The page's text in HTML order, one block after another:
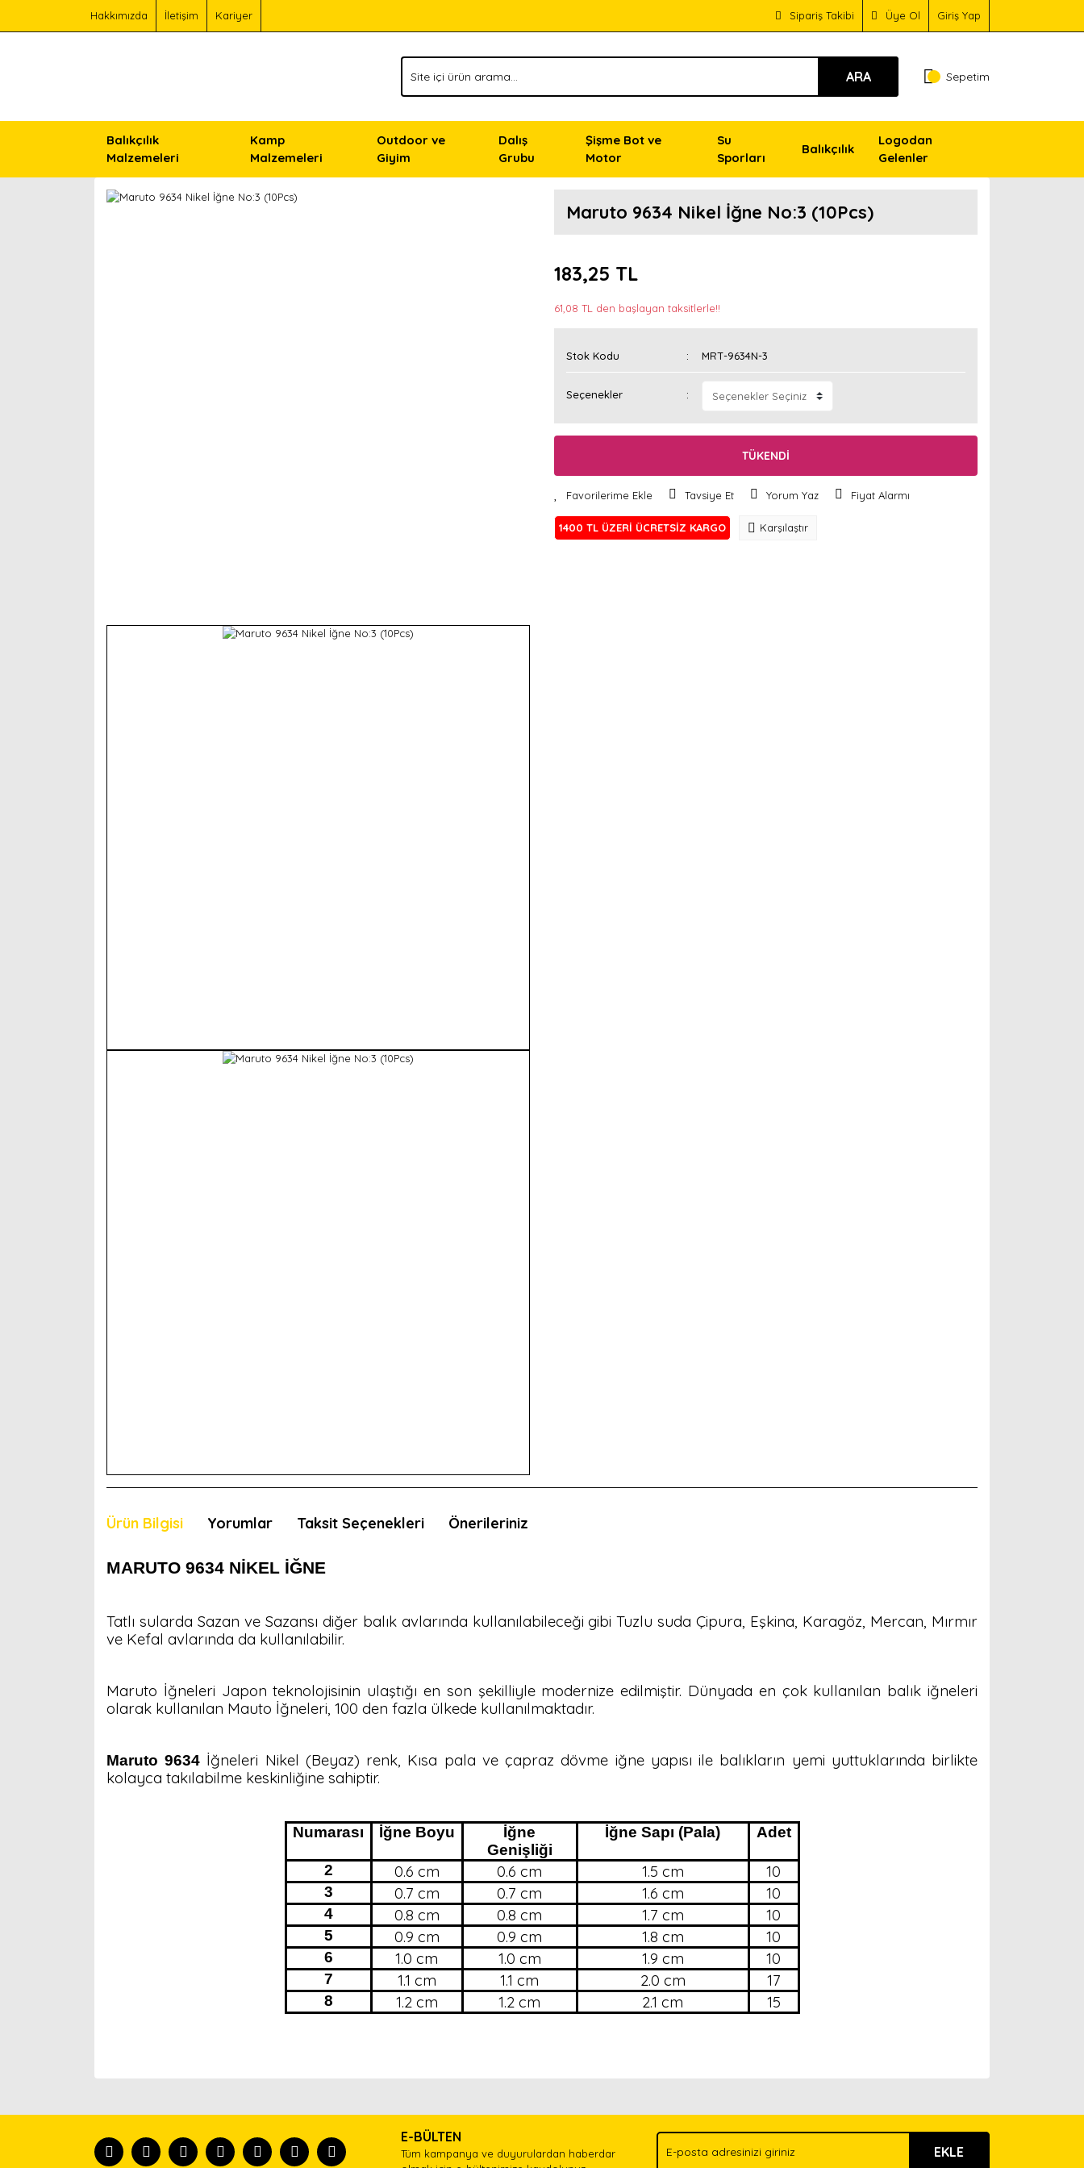
Hakkımızda İletişim Kariyer Sipariş Takibi Üye Ol Giriş Yap
ARA Sepetim
Balıkçılık
Malzemeleri
Kamp
Malzemeleri
Outdoor ve
Giyim
Dalış
Grubu
Şişme Bot ve
Motor
Su
Sporları
Balıkçılık
Logodan
Gelenler
Maruto 9634 Nikel İğne No:3 (10Pcs)
183,25 TL
61,08 TL den başlayan taksitlerle!!
Stok Kodu MRT-9634N-3
Seçenekler
TÜKENDİ
Tavsiye Et Yorum Yaz Fiyat Alarmı
1400 TL ÜZERİ ÜCRETSİZ KARGO Karşılaştır
Ürün Bilgisi Yorumlar Taksit Seçenekleri Önerileriniz
MARUTO 9634 NİKEL İĞNE
Tatlı sularda Sazan ve Sazansı diğer balık avlarında kullanılabileceği gibi Tuzlu suda Çipura, Eşkina, Karagöz, Mercan, Mırmır
ve Kefal avlarında da kullanılabilir.
Maruto İğneleri Japon teknolojisinin ulaştığı en son şekilliyle modernize edilmiştir. Dünyada en çok kullanılan balık iğneleri
olarak kullanılan Mauto İğneleri, 100 den fazla ülkede kullanılmaktadır.
Maruto 9634 İğneleri Nikel (Beyaz) renk, Kısa pala ve çapraz dövme iğne yapısı ile balıkların yemi yuttuklarında birlikte
kolayca takılabilme keskinliğine sahiptir.
Numarası İğne Boyu
İğne
Genişliği
İğne Sapı (Pala) Adet
2 0.6 cm 0.6 cm 1.5 cm 10
3 0.7 cm 0.7 cm 1.6 cm 10
4 0.8 cm 0.8 cm 1.7 cm 10
5 0.9 cm 0.9 cm 1.8 cm 10
6 1.0 cm 1.0 cm 1.9 cm 10
7 1.1 cm 1.1 cm 2.0 cm 17
8 1.2 cm 1.2 cm 2.1 cm 15
Ürün açıklamasında eksik bilgiler bulunuyor.
E-BÜLTEN
Tüm kampanya ve duyurulardan haberdar
EKLE